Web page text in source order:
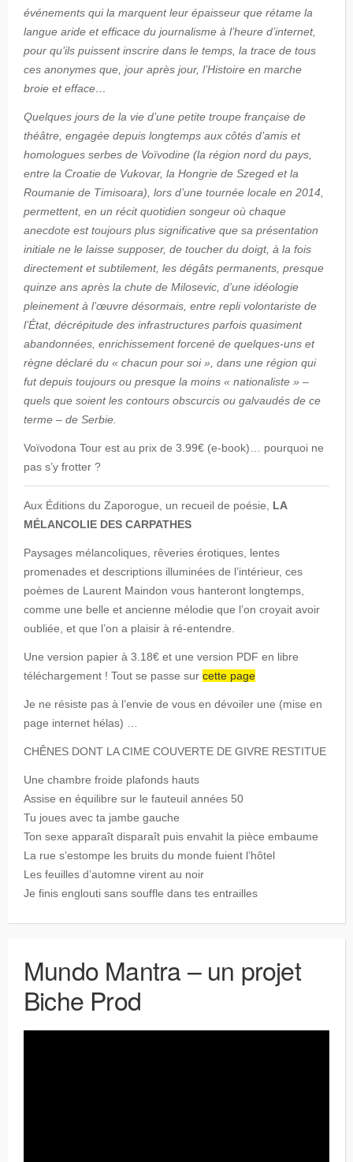
événements qui la marquent leur épaisseur que rétame la
langue aride et efficace du journalisme à l’heure d’internet,
pour qu’ils puissent inscrire dans le temps, la trace de tous
ces anonymes que, jour après jour, l’Histoire en marche
broie et efface…
Quelques jours de la vie d’une petite troupe française de
théâtre, engagée depuis longtemps aux côtés d’amis et
homologues serbes de Voïvodine (la région nord du pays,
entre la Croatie de Vukovar, la Hongrie de Szeged et la
Roumanie de Timisoara), lors d’une tournée locale en 2014,
permettent, en un récit quotidien songeur où chaque
anecdote est toujours plus significative que sa présentation
initiale ne le laisse supposer, de toucher du doigt, à la fois
directement et subtilement, les dégâts permanents, presque
quinze ans après la chute de Milosevic, d’une idéologie
pleinement à l’œuvre désormais, entre repli volontariste de
l’État, décrépitude des infrastructures parfois quasiment
abandonnées, enrichissement forcené de quelques-uns et
règne déclaré du « chacun pour soi », dans une région qui
fut depuis toujours ou presque la moins « nationaliste » –
quels que soient les contours obscurcis ou galvaudés de ce
terme – de Serbie.
Voïvodona Tour est au prix de 3.99€ (e-book)… pourquoi ne
pas s’y frotter ?
Aux Éditions du Zaporogue, un recueil de poésie, LA
MÉLANCOLIE DES CARPATHES
Paysages mélancoliques, rêveries érotiques, lentes
promenades et descriptions illuminées de l’intérieur, ces
poèmes de Laurent Maindon vous hanteront longtemps,
comme une belle et ancienne mélodie que l’on croyait avoir
oubliée, et que l’on a plaisir à ré-entendre.
Une version papier à 3.18€ et une version PDF en libre
téléchargement ! Tout se passe sur cette page
Je ne résiste pas à l’envie de vous en dévoiler une (mise en
page internet hélas) …
CHÊNES DONT LA CIME COUVERTE DE GIVRE RESTITUE
Une chambre froide plafonds hauts
Assise en équilibre sur le fauteuil années 50
Tu joues avec ta jambe gauche
Ton sexe apparaît disparaît puis envahit la pièce embaume
La rue s’estompe les bruits du monde fuient l’hôtel
Les feuilles d’automne virent au noir
Je finis englouti sans souffle dans tes entrailles
Mundo Mantra – un projet
Biche Prod